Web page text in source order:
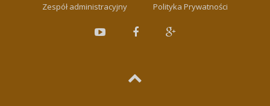
Zespół administracyjny
Polityka Prywatności